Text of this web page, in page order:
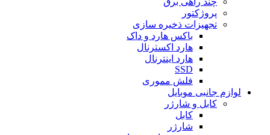
پروژکتور
تجهیزات ذخیره سازی
باکس هارد و داک
هارد اکسترنال
هارد اینترنال
SSD
فلش مموری
لوازم جانبی موبایل
کابل و شارژر
کابل
شارژر